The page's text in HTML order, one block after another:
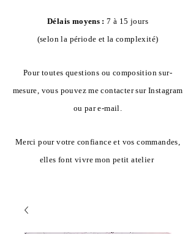
Délais moyens : 7 à 15 jours
(selon la période et la complexité)
Pour toutes questions ou composition sur-
mesure, vous pouvez me contacter sur Instagram
ou par e-mail.
Merci pour votre confiance et vos commandes,
elles font vivre mon petit atelier